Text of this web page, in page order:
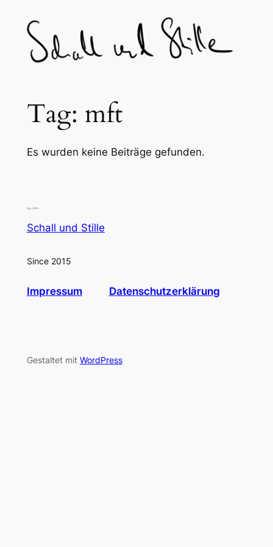
content
Tag: mft
Es wurden keine Beiträge gefunden.
Schall und Stille
Since 2015
Impressum Datenschutzerklärung
Gestaltet mit WordPress